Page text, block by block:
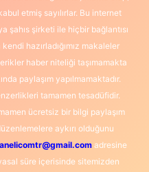
etmiş sayılırlar. Bu internet
şahıs şirketi ile hiçbir bağlantısı
hazırladığımız makaleler
haber niteliği taşımamakta
paylaşım yapılmamaktadır.
tamamen tesadüfidir.
ücretsiz bir bilgi paylaşım
aykırı olduğunu
adresine
süre içerisinde sitemizden